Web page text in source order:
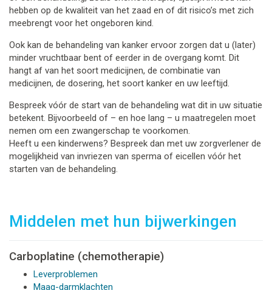
hebben op de kwaliteit van het zaad en of dit risico’s met zich
meebrengt voor het ongeboren kind.
Ook kan de behandeling van kanker ervoor zorgen dat u (later)
minder vruchtbaar bent of eerder in de overgang komt. Dit
hangt af van het soort medicijnen, de combinatie van
medicijnen, de dosering, het soort kanker en uw leeftijd.
Bespreek vóór de start van de behandeling wat dit in uw situatie
betekent. Bijvoorbeeld of – en hoe lang – u maatregelen moet
nemen om een zwangerschap te voorkomen.
Heeft u een kinderwens? Bespreek dan met uw zorgverlener de
mogelijkheid van invriezen van sperma of eicellen vóór het
starten van de behandeling.
Middelen met hun bijwerkingen
Carboplatine (chemotherapie)
Leverproblemen
Maag-darmklachten